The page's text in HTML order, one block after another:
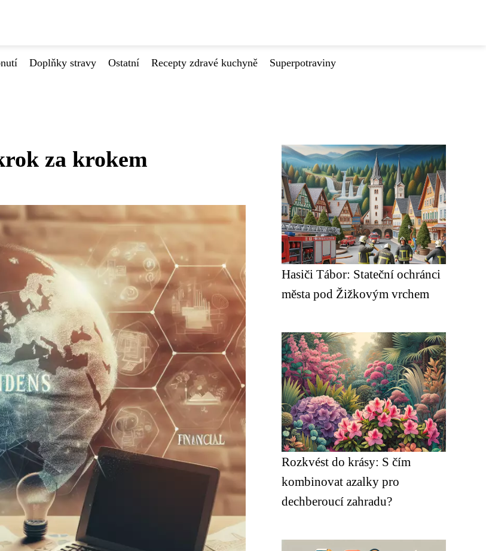
Doplňky stravy Ostatní Recepty zdravé kuchyně
Superpotraviny
za krokem
Hasiči Tábor: Stateční ochránci
města pod Žižkovým vrchem
Rozkvést do krásy: S čím
kombinovat azalky pro
dechberoucí zahradu?